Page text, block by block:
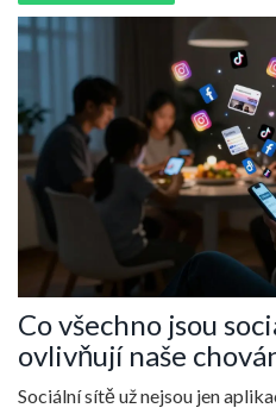
Co všechno jsou
ovlivňují naše
Sociální sítě už nejsou jen